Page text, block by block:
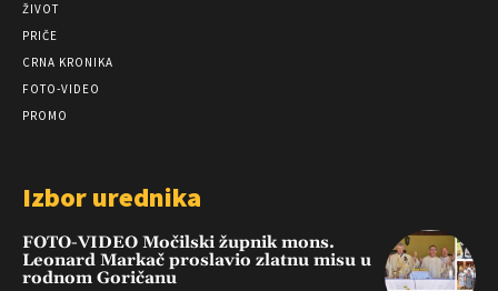
ŽIVOT
PRIČE
CRNA KRONIKA
FOTO-VIDEO
PROMO
Izbor urednika
FOTO-VIDEO Močilski župnik mons.
Leonard Markač proslavio zlatnu misu u
rodnom Goričanu